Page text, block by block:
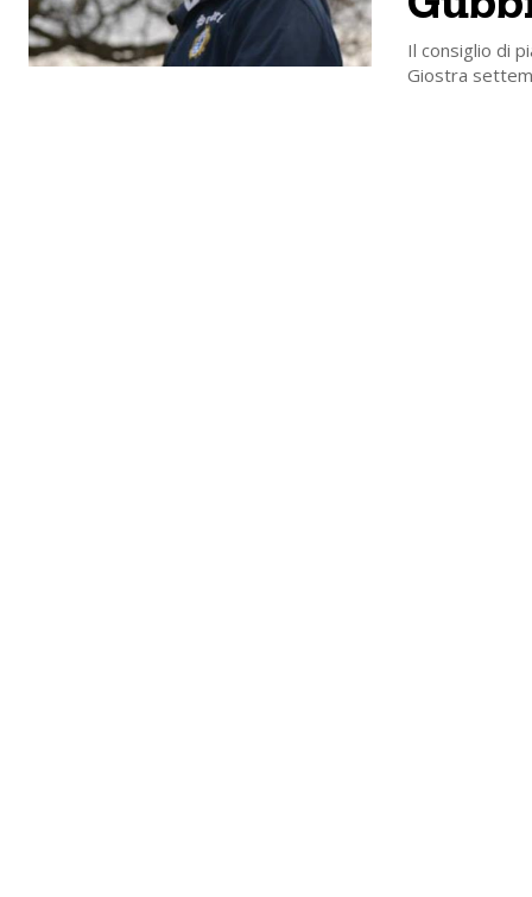
Il consiglio di
Giostra